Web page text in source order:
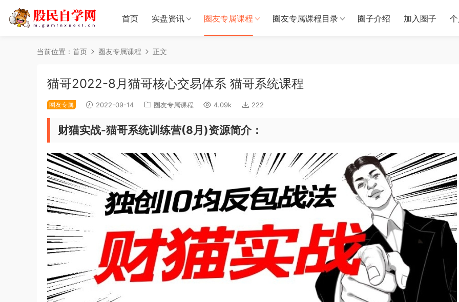
首页 实盘资讯 圈友专属课程 圈友专属课程目录 圈子介绍 加入圈子
当前位置： 首页 圈友专属课程 正文
猫哥2022-8月猫哥核心交易体系 猫哥系统课程
圈友专属 2022-09-14 圈友专属课程 4.09k 222
财猫实战-猫哥系统训练营(8月)资源简介：